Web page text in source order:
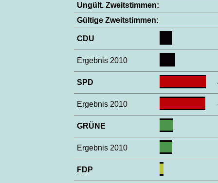
Ungült. Zweitstimmen:
Gültige Zweitstimmen:
CDU
Ergebnis 2010
SPD
Ergebnis 2010
GRÜNE
Ergebnis 2010
FDP